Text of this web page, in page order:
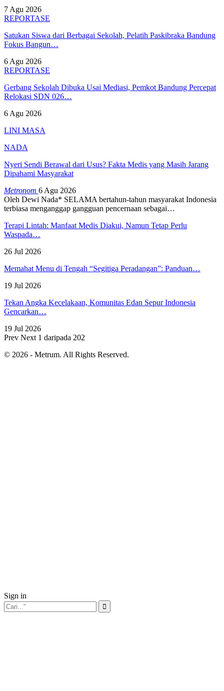
7 Agu 2026
REPORTASE
Satukan Siswa dari Berbagai Sekolah, Pelatih Paskibraka Bandung
Fokus Bangun…
6 Agu 2026
REPORTASE
Gerbang Sekolah Dibuka Usai Mediasi, Pemkot Bandung Percepat
Relokasi SDN 026…
6 Agu 2026
LINI MASA
NADA
Nyeri Sendi Berawal dari Usus? Fakta Medis yang Masih Jarang
Dipahami Masyarakat
Metronom 6 Agu 2026
Oleh Dewi Nada* SELAMA bertahun-tahun masyarakat Indonesia
terbiasa menganggap gangguan pencernaan sebagai…
Terapi Lintah: Manfaat Medis Diakui, Namun Tetap Perlu
Waspada…
26 Jul 2026
Memahat Menu di Tengah “Segitiga Peradangan”: Panduan…
19 Jul 2026
Tekan Angka Kecelakaan, Komunitas Edan Sepur Indonesia
Gencarkan…
19 Jul 2026
Prev Next 1 daripada 202
© 2026 - Metrum. All Rights Reserved.
Sign in